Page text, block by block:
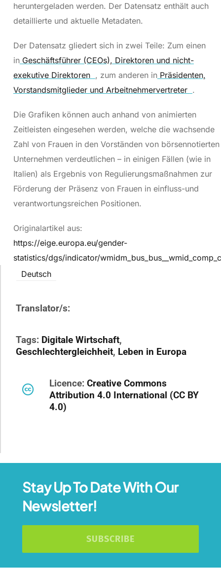
heruntergeladen werden. Der Datensatz enthält auch
detaillierte und aktuelle Metadaten.
Der Datensatz gliedert sich in zwei Teile: Zum einen
inGeschäftsführer (CEOs), Direktoren und nicht-
exekutive Direktoren , zum anderen inPräsidenten,
Vorstandsmitglieder und Arbeitnehmervertreter .
Die Grafiken können auch anhand von animierten
Zeitleisten eingesehen werden, welche die wachsende
Zahl von Frauen in den Vorständen von börsennotierten
Unternehmen verdeutlichen – in einigen Fällen (wie in
Italien) als Ergebnis von Regulierungsmaßnahmen zur
Förderung der Präsenz von Frauen in einfluss-und
verantwortungsreichen Positionen.
Originalartikel aus:
https://eige.europa.eu/gender-
statistics/dgs/indicator/
Deutsch
Translator/s:
Tags: Digitale Wirtschaft,
Geschlechtergleichheit, Leben in Europa
Licence: Creative Commons
Attribution 4.0 International (CC BY
4.0)
Stay Up To Date With Our
Newsletter!
SUBSCRIBE